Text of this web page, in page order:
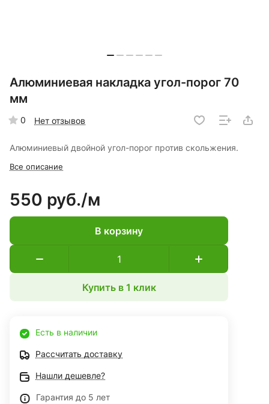
Алюминиевая накладка угол-порог 70
мм
0 Нет отзывов
Алюминиевый двойной угол-порог против скольжения.
Все описание
550 руб./м
В корзину
Купить в 1 клик
Есть в наличии
Рассчитать доставку
Нашли дешевле?
Гарантия до 5 лет